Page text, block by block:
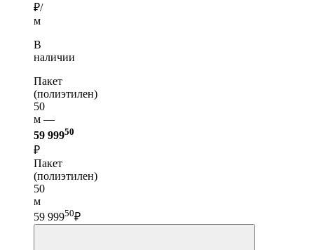
₽/
м
В
наличии
Пакет
(полиэтилен)
50
м —
59 99950
₽
Пакет
(полиэтилен)
50
м
59 99950₽